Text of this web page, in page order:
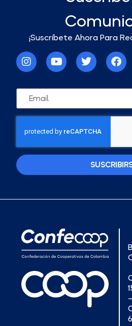
¡Suscríbete Ahora Para